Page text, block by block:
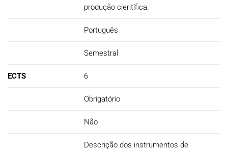
produção científica.
Português
Semestral
ECTS 6
Obrigatório
Não
Descrição dos instrumentos de